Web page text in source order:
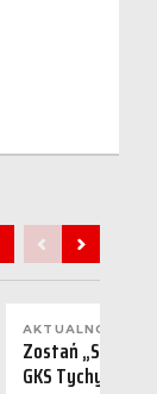
AKTUALNOŚCI
Zostań
GKS Tychy